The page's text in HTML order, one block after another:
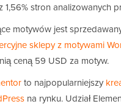
1,56% stron analizowanych
motywów jest
sklepy z motywami
ceną 59 USD za motyw.
to najpopularniejszy
na rynku. Udział